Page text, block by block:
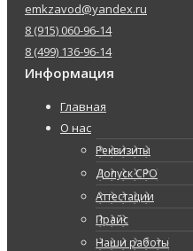
emkzavod@yandex.ru
8 (915) 060-96-14
8 (499) 136-96-14
Информация
Главная
О нас
Реквизиты
Допуск СРО
Аттестации
Прайс
Наши работы